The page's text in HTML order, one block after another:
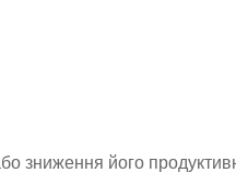
зниження його